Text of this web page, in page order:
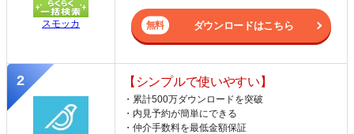
スモッカ ダウンロードはこちら
【シンプルで使いやすい】
・累計500万ダウンロードを突破
・内見予約が簡単にできる
・仲介手数料を最低金額保証